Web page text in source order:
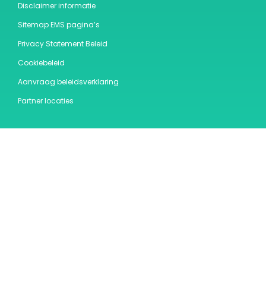
Disclaimer informatie
Sitemap EMS pagina’s
Privacy Statement Beleid
Cookiebeleid
Aanvraag beleidsverklaring
Partner locaties